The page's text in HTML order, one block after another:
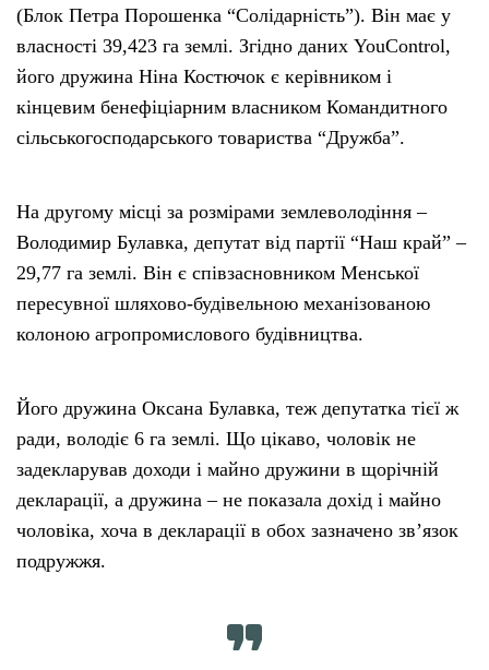
(Блок Петра Порошенка “Солідарність”). Він має у
власності 39,423 га землі. Згідно даних YouControl,
його дружина Ніна Костючок є керівником і
кінцевим бенефіціарним власником Командитного
сільськогосподарського товариства “Дружба”.
На другому місці за розмірами землеволодіння –
Володимир Булавка, депутат від партії “Наш край” –
29,77 га землі. Він є співзасновником Менської
пересувної шляхово-будівельною механізованою
колоною агропромислового будівництва.
Його дружина Оксана Булавка, теж депутатка тієї ж
ради, володіє 6 га землі. Що цікаво, чоловік не
задекларував доходи і майно дружини в щорічній
декларації, а дружина – не показала дохід і майно
чоловіка, хоча в декларації в обох зазначено зв’язок
подружжя.